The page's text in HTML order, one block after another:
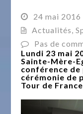
24 mai 2016
Actualités,
Pas de
Lundi 23 mai
Sainte-Mère-
conférence de
cérémonie de
Tour de